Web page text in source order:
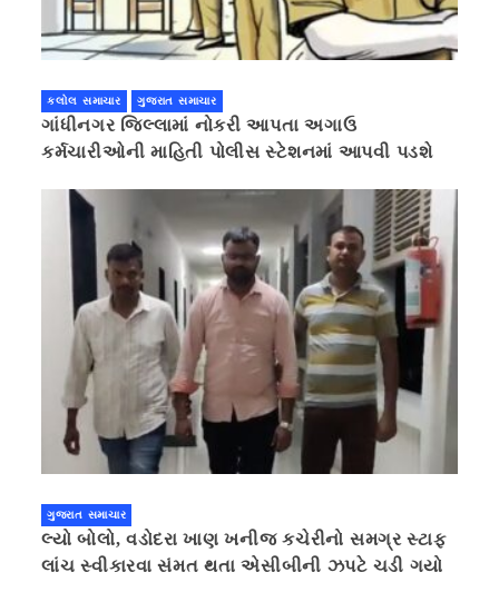
કલોલ સમાચાર ગુજરાત સમાચાર
ગાંધીનગર જિલ્લામાં નોકરી આપતા અગાઉ
કર્મચારીઓની માહિતી પોલીસ સ્ટેશનમાં આપવી પડશે
ગુજરાત સમાચાર
લ્યો બોલો, વડોદરા ખાણ ખનીજ કચેરીનો સમગ્ર સ્ટાફ
લાંચ સ્વીકારવા સંમત થતા એસીબીની ઝપટે ચડી ગયો